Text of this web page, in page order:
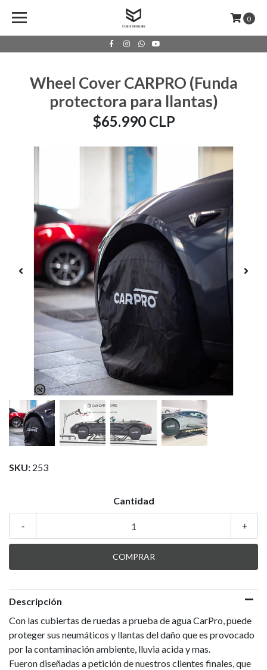
0
Wheel Cover CARPRO (Funda
protectora para llantas)
$65.990 CLP
SKU: 253
Cantidad
+
-
Descripción
Con las cubiertas de ruedas a prueba de agua CarPro, puede
proteger sus neumáticos y llantas del daño que es provocado
por la contaminación ambiente, lluvia acida y mas.
Fueron diseñadas a petición de nuestros clientes finales, que